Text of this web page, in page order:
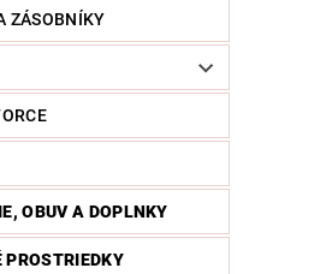
ZÁSOBNÍKY
OBUV A DOPLNKY
PROSTRIEDKY